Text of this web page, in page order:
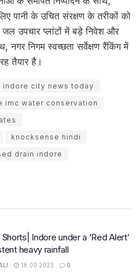
पानी के उचित संरक्षण के तरीकों को
उपचार प्लांटों में बड़े निवेश और
निगम स्वच्छता सर्वेक्षण रैंकिंग में
तैयार है।
indore city news today
imc water conservation
knocksense hindi
drain indore
Indore under a ‘Red Alert’
heavy rainfall
18.09.2023 0